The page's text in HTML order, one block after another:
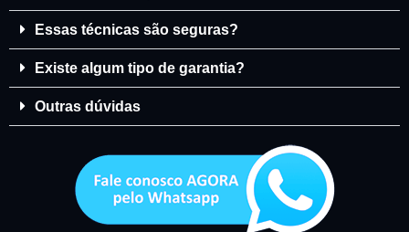
Essas técnicas são seguras?
Existe algum tipo de garantia?
Outras dúvidas